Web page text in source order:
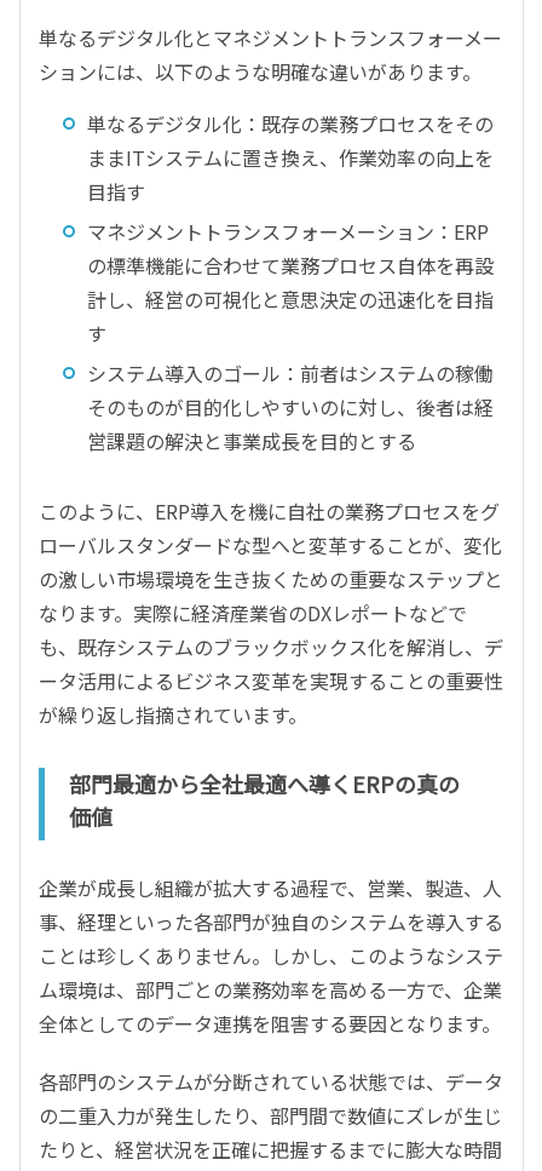
単なるデジタル化とマネジメントトランスフォーメー
ションには、以下のような明確な違いがあります。
単なるデジタル化：既存の業務プロセスをその
ままITシステムに置き換え、作業効率の向上を
目指す
マネジメントトランスフォーメーション：ERP
の標準機能に合わせて業務プロセス自体を再設
計し、経営の可視化と意思決定の迅速化を目指
す
システム導入のゴール：前者はシステムの稼働
そのものが目的化しやすいのに対し、後者は経
営課題の解決と事業成長を目的とする
このように、ERP導入を機に自社の業務プロセスをグ
ローバルスタンダードな型へと変革することが、変化
の激しい市場環境を生き抜くための重要なステップと
なります。実際に経済産業省のDXレポートなどで
も、既存システムのブラックボックス化を解消し、デ
ータ活用によるビジネス変革を実現することの重要性
が繰り返し指摘されています。
部門最適から全社最適へ導くERPの真の
価値
企業が成長し組織が拡大する過程で、営業、製造、人
事、経理といった各部門が独自のシステムを導入する
ことは珍しくありません。しかし、このようなシステ
ム環境は、部門ごとの業務効率を高める一方で、企業
全体としてのデータ連携を阻害する要因となります。
各部門のシステムが分断されている状態では、データ
の二重入力が発生したり、部門間で数値にズレが生じ
たりと、経営状況を正確に把握するまでに膨大な時間